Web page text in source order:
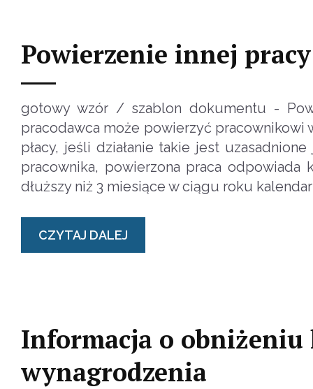
Powierzenie innej
gotowy wzór / szablon dokumentu -
pracodawca może powierzyć pracownikowi
płacy, jeśli działanie takie jest
pracownika, powierzona praca
dłuższy niż 3 miesiące w ciągu roku
CZYTAJ DALEJ
Informacja o
wynagrodzenia